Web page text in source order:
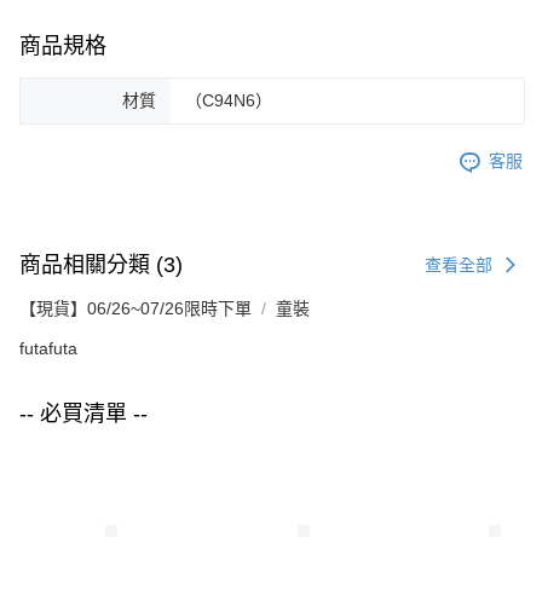
商品規格
材質 （C94N6）
客服
商品相關分類 (3) 查看全部
【現貨】06/26~07/26限時下單 童裝
futafuta
-- 必買清單 --